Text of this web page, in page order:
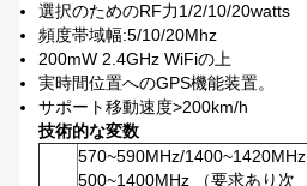
選択のためのRF力1/2/10/20watts
頻度帯域幅:5/10/20Mhz
200mW 2.4GHz WiFiの上
実時間位置へのGPS機能装置。
サポート移動速度>200km/h
技術的な変数
570~590MHz/1400~1420MHz
500~1400MHz （要求あり次